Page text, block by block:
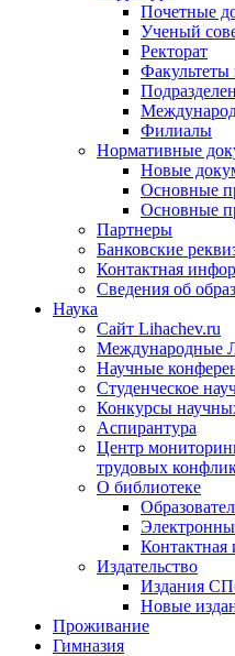
Почетные
Ученый
Ректорат
Филиалы
Нормативные
Новые
Основные
Основные
Партнеры
Банковские
Контактная
Сведения об
Наука
Сайт Lihachev.ru
Международные
Научные
Студенческое
Конкурсы
Аспирантура
Центр
трудовых
О библиотеке
Издательство
Издания
Новые
Проживание
Гимназия